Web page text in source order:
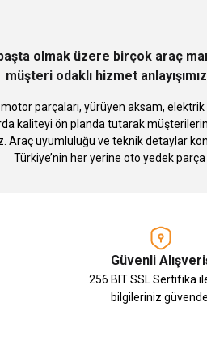
olmak üzere birçok araç
müşteri odaklı hizmet
parçaları, yürüyen aksam,
kaliteyi ön planda tutarak
uyumluluğu ve teknik detaylar
Türkiye’nin her yerine oto yedek parça
Güvenli
256 BIT SSL Sertifika
bilgileriniz güvende.